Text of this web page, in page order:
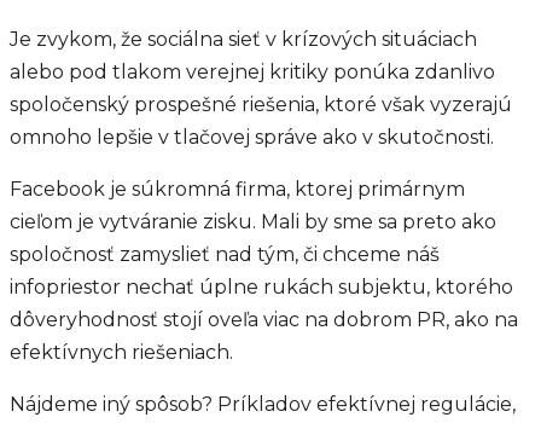
Je zvykom, že sociálna sieť v krízových situáciach
alebo pod tlakom verejnej kritiky ponúka zdanlivo
spoločenský prospešné riešenia, ktoré však vyzerajú
omnoho lepšie v tlačovej správe ako v skutočnosti.
Facebook je súkromná firma, ktorej primárnym
cieľom je vytváranie zisku. Mali by sme sa preto ako
spoločnosť zamyslieť nad tým, či chceme náš
infopriestor nechať úplne rukách subjektu, ktorého
dôveryhodnosť stojí oveľa viac na dobrom PR, ako na
efektívnych riešeniach.
Nájdeme iný spôsob? Príkladov efektívnej regulácie,